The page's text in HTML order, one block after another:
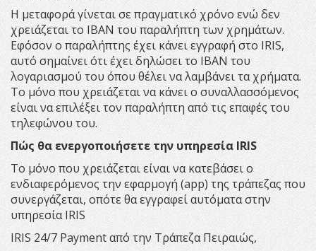
Η μεταφορά γίνεται σε πραγματικό χρόνο ενώ δεν
χρειάζεται το IBAN του παραλήπτη των χρημάτων.
Εφόσον ο παραλήπτης έχει κάνει εγγραφή στο IRIS,
αυτό σημαίνει ότι έχει δηλώσει το IBAN του
λογαριασμού του όπου θέλει να λαμβάνει τα χρήματα.
Το μόνο που χρειάζεται να κάνει ο συναλλασσόμενος
είναι να επιλέξει τον παραλήπτη από τις επαφές του
τηλεφώνου του.
Πώς θα ενεργοποιήσετε την υπηρεσία IRIS
Το μόνο που χρειάζεται είναι να κατεβάσει ο
ενδιαφερόμενος την εφαρμογή (app) της τράπεζας που
συνεργάζεται, οπότε θα εγγραφεί αυτόματα στην
υπηρεσία IRIS
IRIS 24/7 Payment από την Τράπεζα Πειραιώς,